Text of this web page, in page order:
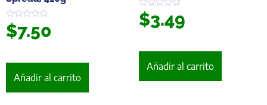
Valorado
en
$7.50
Añadir al carrito
Valorado
en
$3.49
Añadir al carrito